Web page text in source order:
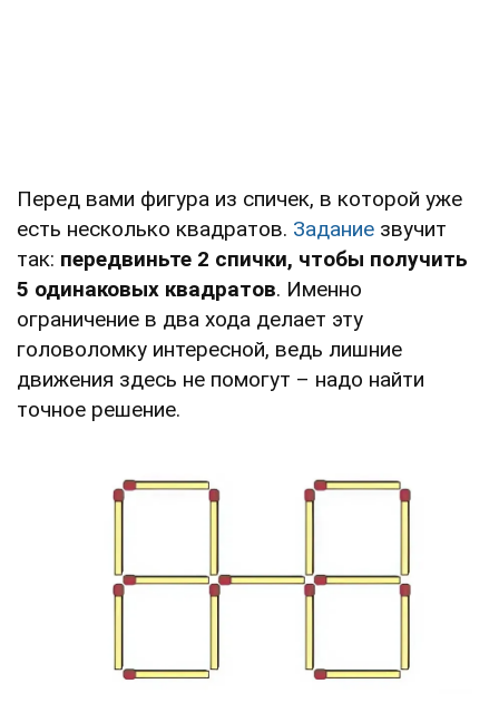
Перед вами фигура из спичек, в которой уже
есть несколько квадратов. Задание звучит
так: передвиньте 2 спички, чтобы получить
5 одинаковых квадратов. Именно
ограничение в два хода делает эту
головоломку интересной, ведь лишние
движения здесь не помогут – надо найти
точное решение.